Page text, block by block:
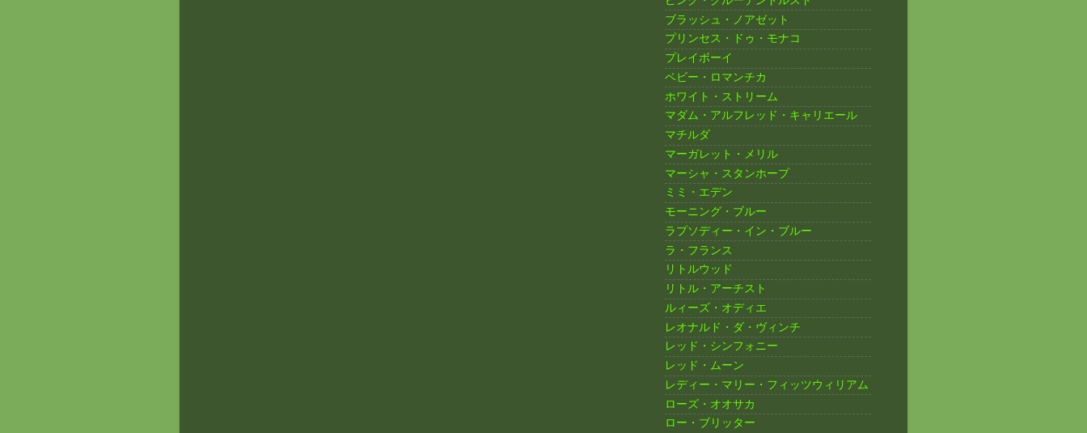
ブラッシュ・ノアゼット
プリンセス・ドゥ・モナコ
プレイボーイ
ベビー・ロマンチカ
ホワイト・ストリーム
マダム・アルフレッド・キャリエール
マチルダ
マーガレット・メリル
マーシャ・スタンホープ
ミミ・エデン
モーニング・ブルー
ラプソディー・イン・ブルー
ラ・フランス
リトルウッド
リトル・アーチスト
ルィーズ・オディエ
レオナルド・ダ・ヴィンチ
レッド・シンフォニー
レッド・ムーン
レディー・マリー・フィッツウィリアム
ローズ・オオサカ
ロー・ブリッター